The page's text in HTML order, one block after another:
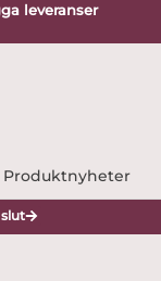
leveranser
Produktnyheter